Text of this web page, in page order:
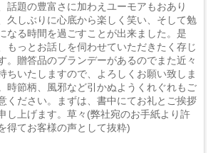
話題の豊富さに加わえユーモアもおあり
久しぶりに心底から楽しく笑い、そして勉
なる時間を過ごすことが出来ました。是
もっとお話しを伺わせていただきたく存じ
。贈答品のブランデーがあるのでまた近々
ちいたしますので、よろしくお願い致しま
時節柄、風邪など引かぬようくれぐれもご
ください。まずは、書中にてお礼とご挨拶
し上げます。草々(弊社宛のお手紙より許
得てお客様の声として抜粋)